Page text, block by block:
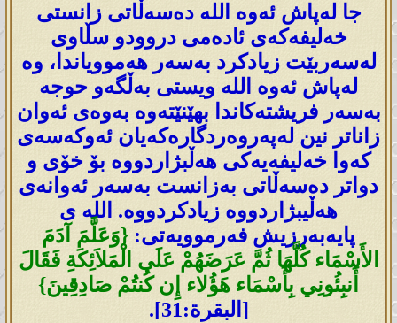
جا لەپاش ئەوە اللە دەسەڵاتی زانستی
خەلیفەکەی ئادەمی دروودو سڵاوی
لەسەربێت زیادکرد بەسەر ھەموویاندا، وە
لەپاش ئەوە اللە ویستی بەڵگەو حوجە
بەسەر فریشتەکاندا بهێنێتەوە بەوەی ئەوان
زاناتر نین لەپەروەردگارەکەیان ئەوکەسەی
کەوا خەلیفەیەکی ھەڵبژاردووە بۆ خۆی و
دواتر دەسەڵاتی بەزانست بەسەر ئەوانەی
ھەڵیبژاردووە زیادکردووە. اللە ی
پایەبەرزیش فەرموویەتی: {وَعَلَّمَ آدَمَ
الأَسْمَاء كُلَّهَا ثُمَّ عَرَضَهُمْ عَلَى الْمَلاَئِكَةِ فَقَالَ
أَنبِئُونِي بِأَسْمَاء هَؤُلاء إِن كُنتُمْ صَادِقِينَ}
[البقرة:31].